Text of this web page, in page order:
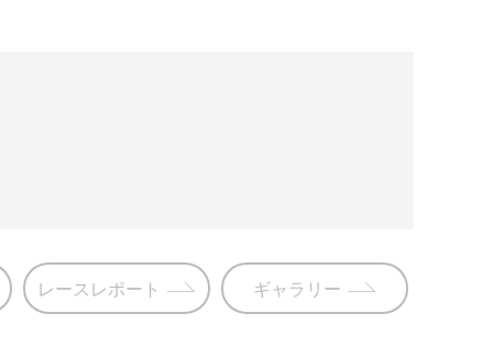
レースレポート ギャラリー